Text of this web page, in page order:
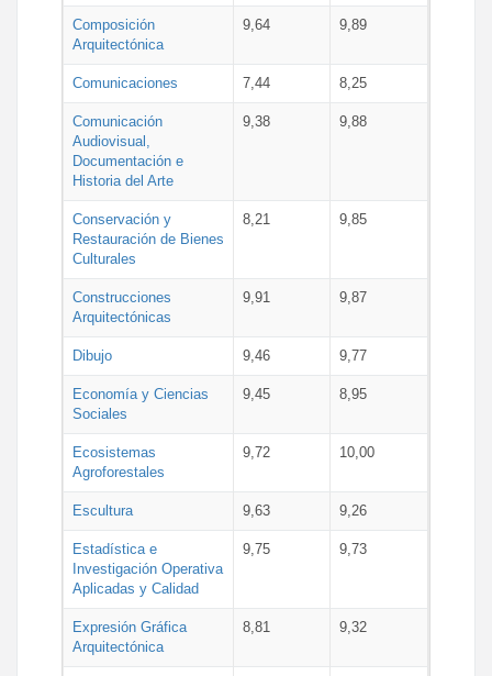
Composición
Arquitectónica
9,64 9,89
Comunicaciones 7,44 8,25
Comunicación
Audiovisual,
Documentación e
Historia del Arte
9,38 9,88
Conservación y
Restauración de Bienes
Culturales
8,21 9,85
Construcciones
Arquitectónicas
9,91 9,87
Dibujo 9,46 9,77
Economía y Ciencias
Sociales
9,45 8,95
Ecosistemas
Agroforestales
9,72 10,00
Escultura 9,63 9,26
Estadística e
Investigación Operativa
Aplicadas y Calidad
9,75 9,73
Expresión Gráfica
Arquitectónica
8,81 9,32